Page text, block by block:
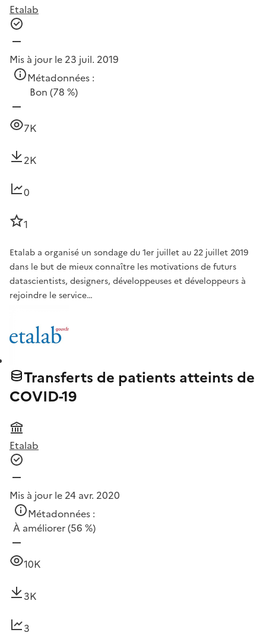
Etalab
Mis à jour le 23 juil. 2019
Métadonnées :
Bon (78 %)
7K
2K
0
1
Etalab a organisé un sondage du 1er juillet au 22 juillet 2019
dans le but de mieux connaître les motivations de futurs
datascientists, designers, développeuses et développeurs à
rejoindre le service…
Transferts de patients atteints de
COVID-19
Etalab
Mis à jour le 24 avr. 2020
Métadonnées :
À améliorer(56 %)
10K
3K
3